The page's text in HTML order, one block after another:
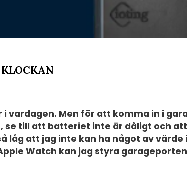
vardagen. Men för att komma in i
till att batteriet inte är dåligt och
låg att jag inte kan ha något av värde
Watch kan jag styra